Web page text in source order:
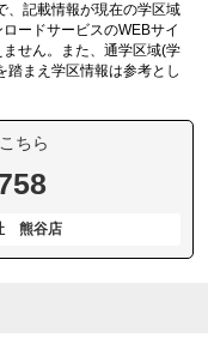
、記載情報が現在の学区域
ードサービスのWEBサイ
せん。また、通学区域(学
踏まえ学区情報は参考とし
ちら
熊谷店